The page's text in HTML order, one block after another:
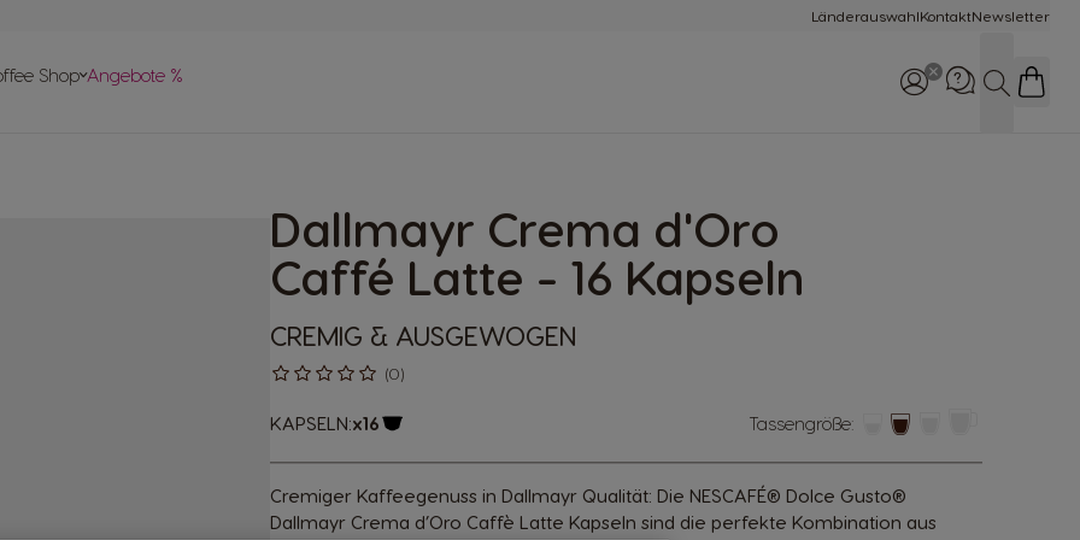
LänderauswahlKontaktNewsletter
Shop Angebote % Suche
Dallmayr Crema d'Oro
Caffé Latte - 16 Kapseln
CREMIG & AUSGEWOGEN
(0)
KAPSELN:x16 Tassengröße:
Cremiger Kaffeegenuss in Dallmayr Qualität: Die NESCAFÉ® Dolce Gusto®
Dallmayr Crema d’Oro Caffè Latte Kapseln sind die perfekte Kombination aus